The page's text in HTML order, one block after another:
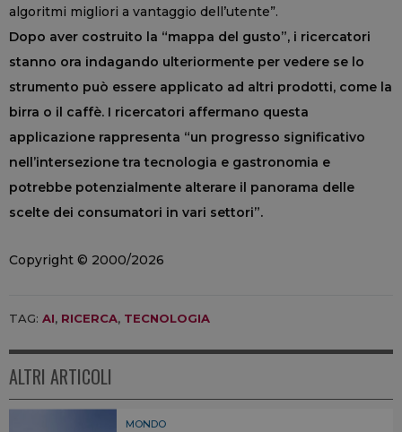
algoritmi migliori a vantaggio dell’utente”.
Dopo aver costruito la “mappa del gusto”, i ricercatori
stanno ora indagando ulteriormente per vedere se lo
strumento può essere applicato ad altri prodotti, come la
birra o il caffè. I ricercatori affermano questa
applicazione rappresenta “un progresso significativo
nell’intersezione tra tecnologia e gastronomia e
potrebbe potenzialmente alterare il panorama delle
scelte dei consumatori in vari settori”.
Copyright © 2000/2026
TAG: AI, RICERCA, TECNOLOGIA
ALTRI ARTICOLI
MONDO